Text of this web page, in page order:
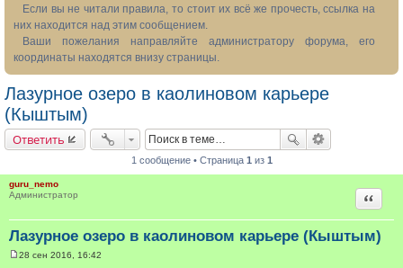
Если вы не читали правила, то стоит их всё же прочесть, ссылка на
них находится над этим сообщением.
Ваши пожелания направляйте администратору форума, его
координаты находятся внизу страницы.
Лазурное озеро в каолиновом карьере
(Кыштым)
Ответить
1 сообщение • Страница 1 из 1
guru_nemo
Администратор
Лазурное озеро в каолиновом карьере (Кыштым)
Цитата
28 сен 2016, 16:42